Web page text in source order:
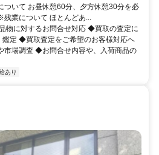
動する場合がございます。 ※経験や能力
ティブ
通勤交通費全額支給 ◆超過分残業代全額
いて お昼休憩60分、夕方休憩30分を必
業について ほとんどあ...
物に対するお問合せ対応 ◆買取の査定に
鑑定 ◆買取査定をご希望のお客様対応へ
市場調査 ◆お問合せ内容や、入荷商品の
あり